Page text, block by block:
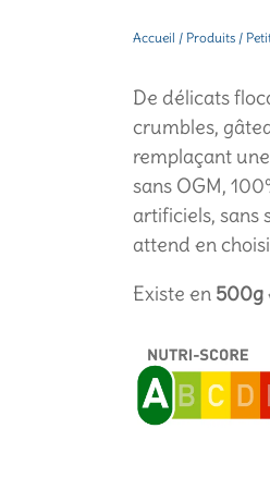
Accueil / Produits/
De délicats
crumbles,
remplaçant
sans OGM,
artificiels, sans
attend en
Existe en 500g